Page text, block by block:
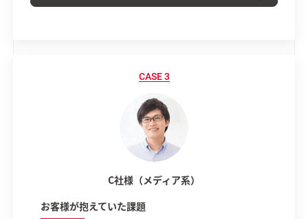
C社様（メディア系）
お客様が抱えていた課題